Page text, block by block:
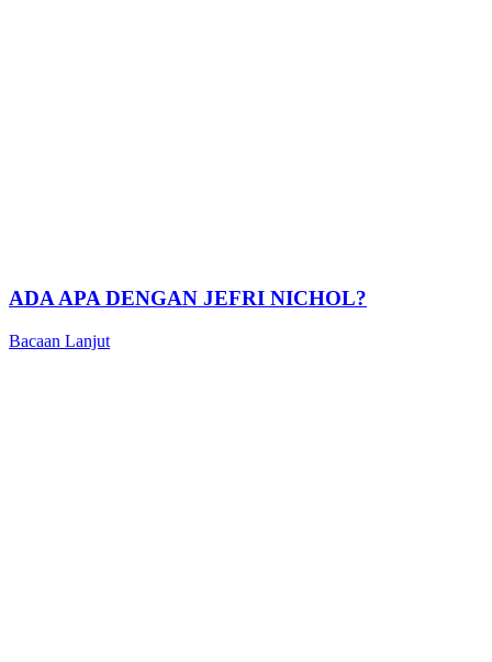
ADA APA DENGAN JEFRI NICHOL?
Bacaan Lanjut